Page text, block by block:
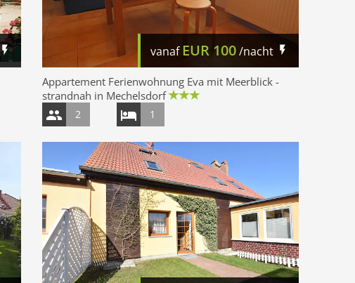
vanaf EUR 100/nacht
Appartement Ferienwohnung Eva mit Meerblick -
strandnah in Mechelsdorf
2 1